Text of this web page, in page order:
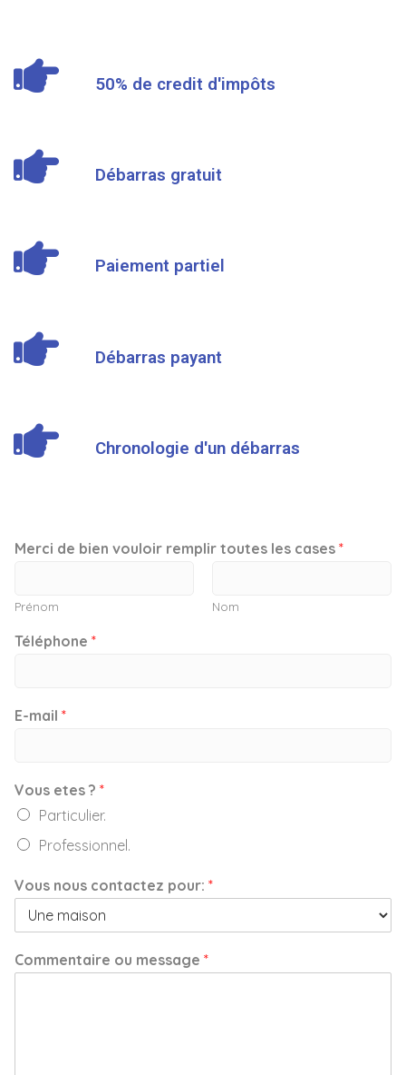
50% de credit d'impôts
Débarras gratuit
Paiement partiel
Débarras payant
Chronologie d'un débarras
Merci de bien vouloir remplir toutes les cases *
Prénom Nom
Téléphone *
E-mail *
Vous etes ? *
Particulier.
Professionnel.
Vous nous contactez pour: *
Commentaire ou message *